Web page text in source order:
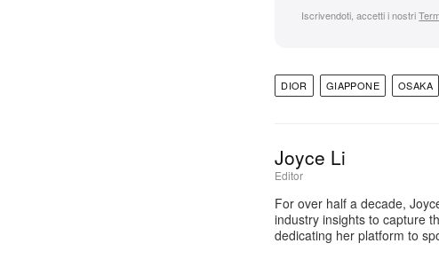
Iscrivendoti, accetti i nostri
DIOR GIAPPONE OSAKA
Joyce Li
Editor
For over half a decade,
industry insights to capture
dedicating her platform to